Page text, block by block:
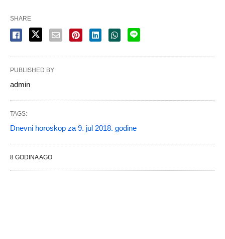
SHARE
PUBLISHED BY
admin
TAGS:
Dnevni horoskop za 9. jul 2018. godine
8 GODINA AGO